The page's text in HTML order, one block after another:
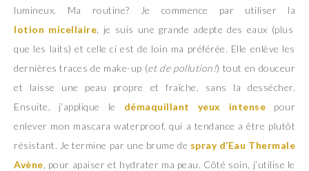
lumineux. Ma routine? Je commence par utiliser la
lotion micellaire , je suis une grande adepte des eaux (plus
que les laits) et celle ci est de loin ma préférée. Elle enlève les
dernières traces de make-up (et de pollution!) tout en douceur
et laisse une peau propre et fraîche, sans la dessécher.
Ensuite, j’applique le démaquillant yeux intense pour
enlever mon mascara waterproof, qui a tendance a être plutôt
résistant. Je termine par une brume de spray d’Eau Thermale
Avène , pour apaiser et hydrater ma peau. Côté soin, j’utilise le